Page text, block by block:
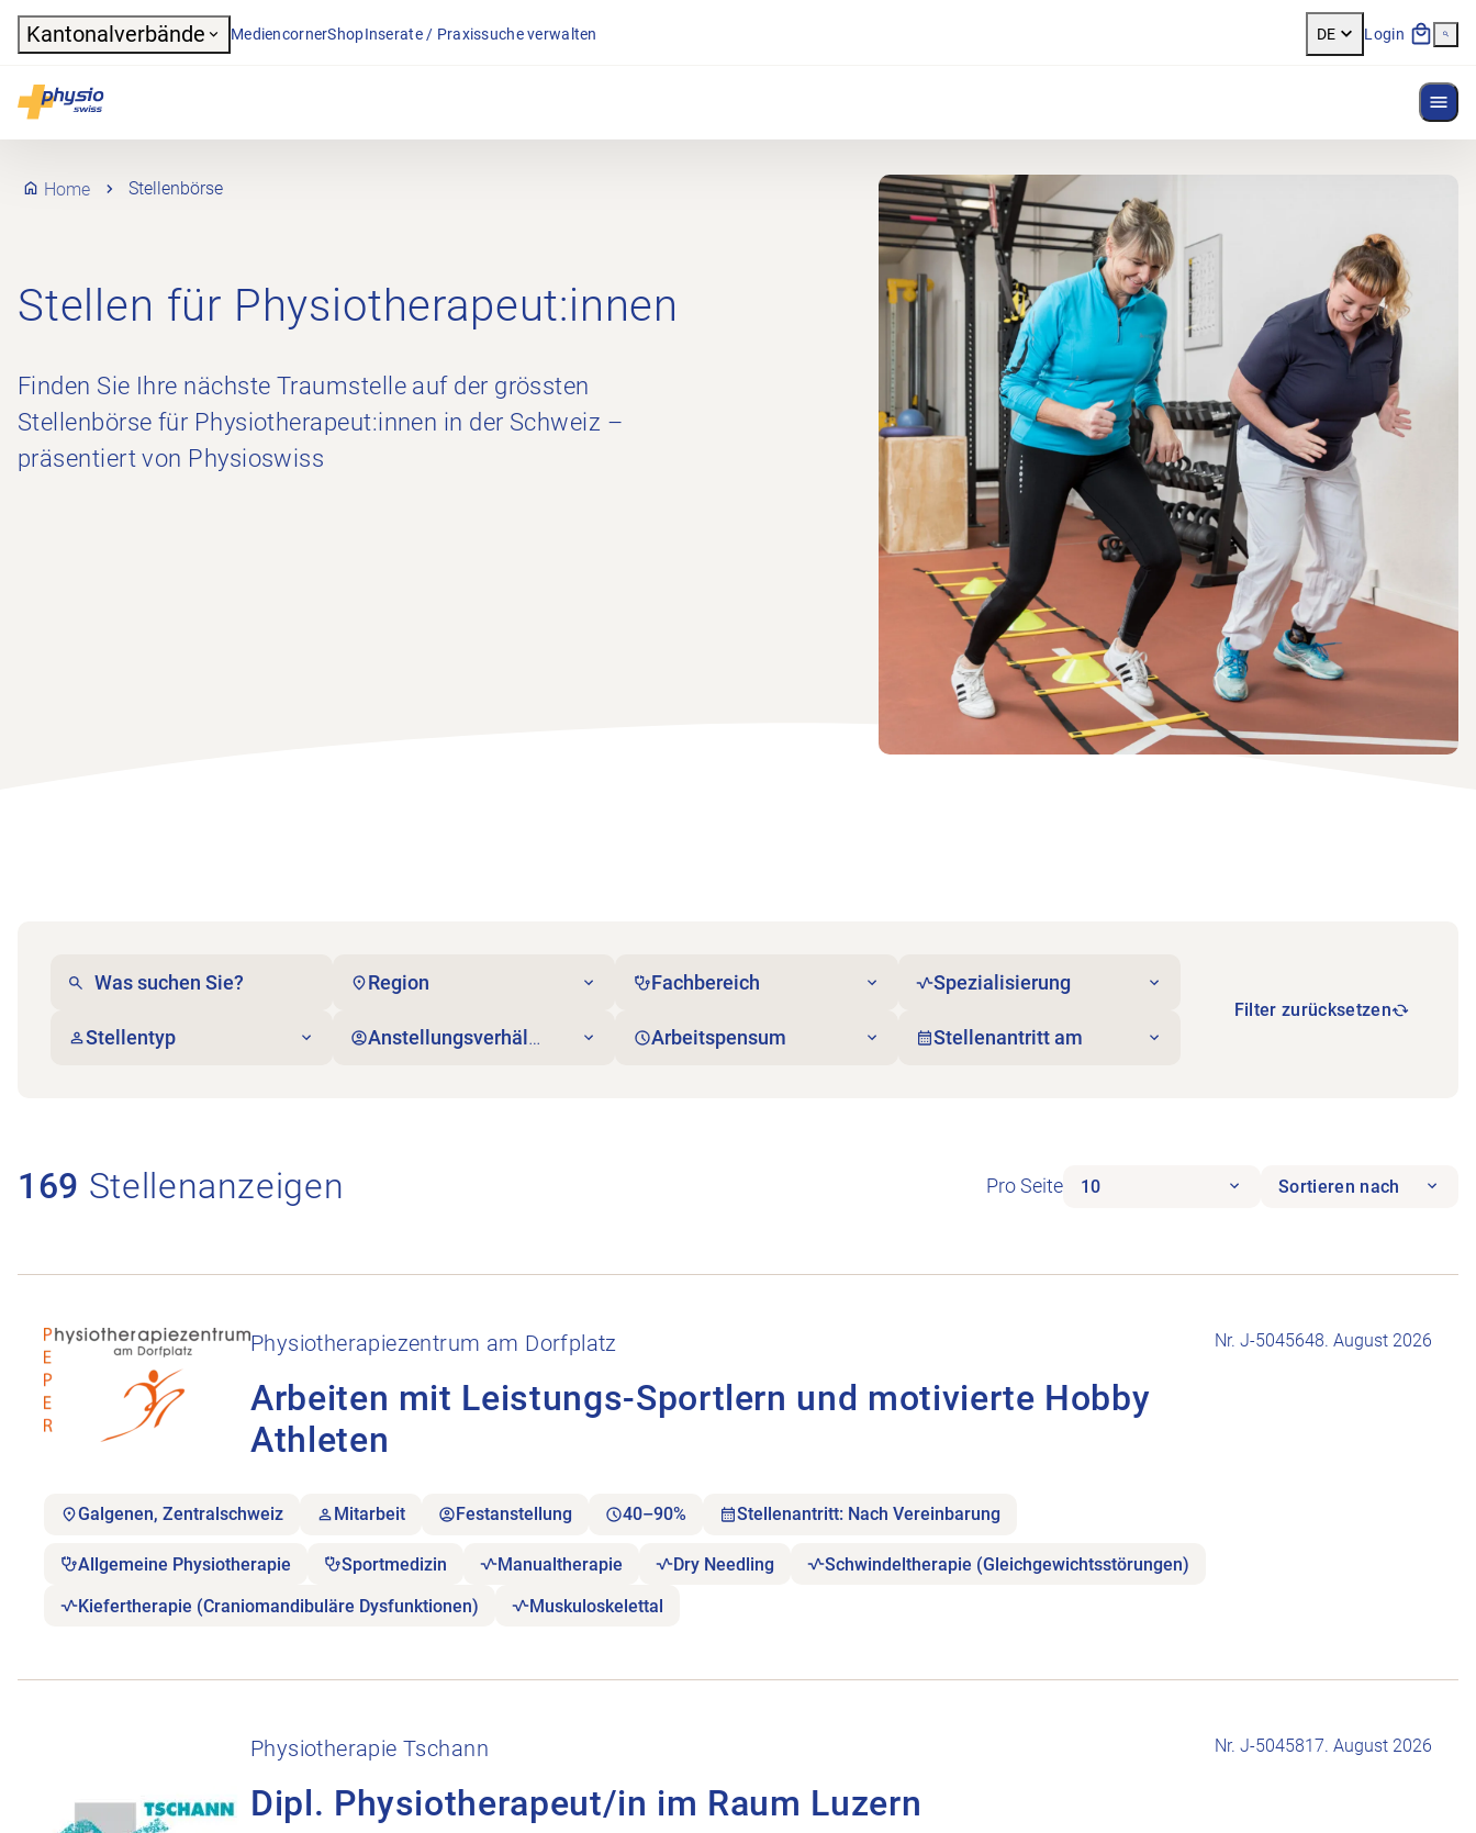
Header
Kantonalverbände MediencornerShopInserate / Praxissuche verwalten DE Login
Physioswiss
Hauptnavigation
Home Stellenbörse
Stellen für Physiotherapeut:innen
Finden Sie Ihre nächste Traumstelle auf der grössten
Stellenbörse für Physiotherapeut:innen in der Schweiz –
präsentiert von Physioswiss
Region Fachbereich Spezialisierung
Stellentyp Anstellungsverhältnis Arbeitspensum Stellenantritt am
Filter zurücksetzen
169 Stellenanzeigen Pro Seite 10 Sortieren nach
Physiotherapiezentrum am Dorfplatz
Arbeiten mit Leistungs-Sportlern und motivierte Hobby
Athleten
Nr. J-5045648. August 2026
Galgenen, Zentralschweiz Mitarbeit Festanstellung 40–90% Stellenantritt: Nach Vereinbarung
Allgemeine Physiotherapie Sportmedizin Manualtherapie Dry Needling Schwindeltherapie (Gleichgewichtsstörungen)
Kiefertherapie (Craniomandibuläre Dysfunktionen) Muskuloskelettal
Physiotherapie Tschann
Dipl. Physiotherapeut/in im Raum Luzern
Nr. J-504581 7. August 2026